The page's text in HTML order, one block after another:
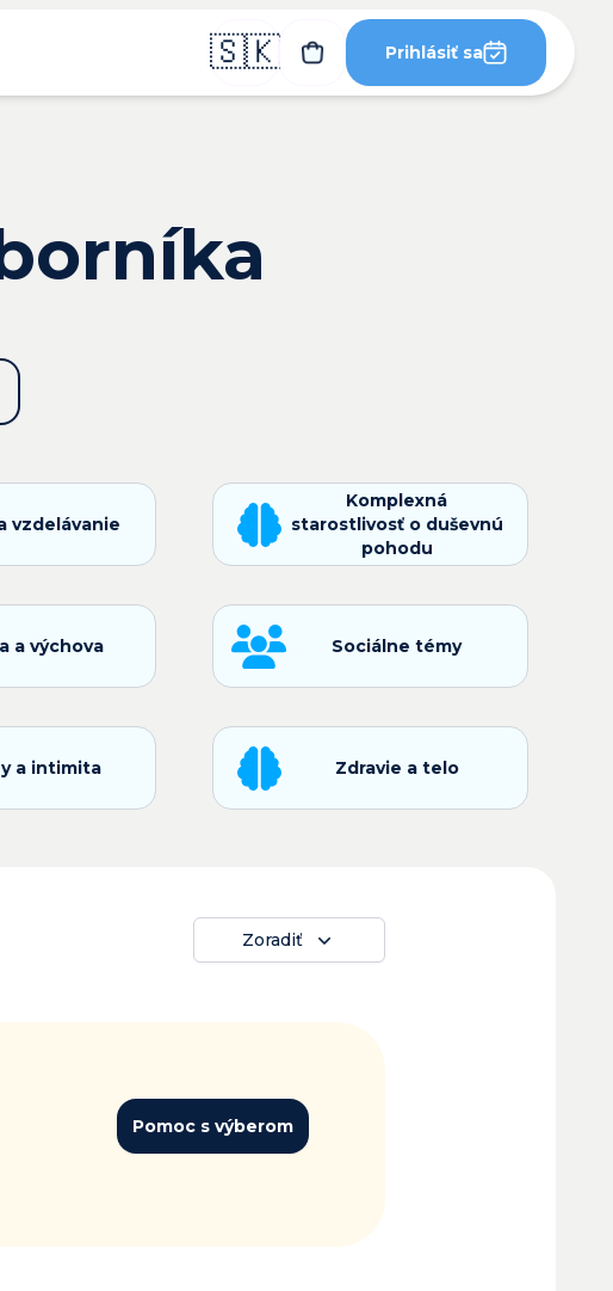
🇸🇰 Prihlásiť sa
vzdelávanie
Komplexná
starostlivosť o duševnú
pohodu
a výchova Sociálne témy
a intimita Zdravie a telo
Zoradiť
Pomoc s výberom